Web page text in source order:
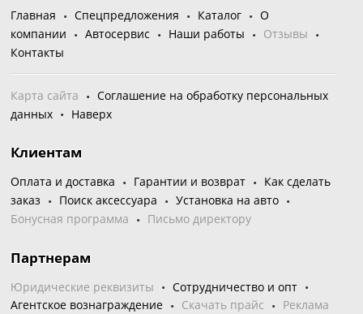
Главная Спецпредложения Каталог
О
компании
Автосервис Наши работы
Отзывы
Контакты
Карта сайта
Соглашение на обработку персональных
данных
Наверх
Клиентам
Оплата и доставка Гарантии и возврат
Как сделать
заказ
Поиск аксессуара
Установка на авто
Бонусная программа
Письмо директору
Партнерам
Юридические реквизиты
Сотрудничество и опт
Агентское вознаграждение
Скачать прайс Реклама